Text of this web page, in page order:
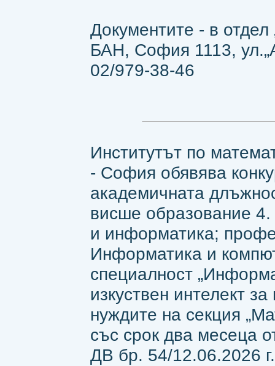
Документите - в
БАН, София 1113,
02/979-38-46
Институтът по
- София обявява
академичната
висше образование
и информатика;
Информатика и
специалност
изкуствен интелект
нуждите на секция
със срок два месеца
ДВ бр. 54/12.06.2026 г.